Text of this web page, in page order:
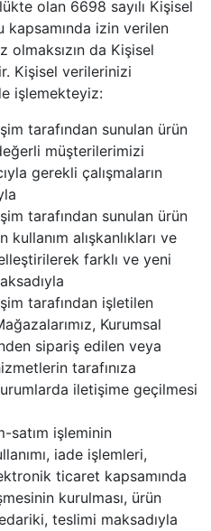
olan 6698 sayılı Kişisel
kapsamında izin verilen
olmaksızın da Kişisel
Kişisel verilerinizi
işlemekteyiz:
tarafından sunulan ürün
müşterilerimizi
gerekli çalışmaların
tarafından sunulan ürün
alışkanlıkları ve
farklı ve yeni
tarafından işletilen
Kurumsal
sipariş edilen veya
tarafınıza
iletişime geçilmesi
satım işleminin
iade işlemleri,
ticaret kapsamında
kurulması, ürün
teslimi maksadıyla